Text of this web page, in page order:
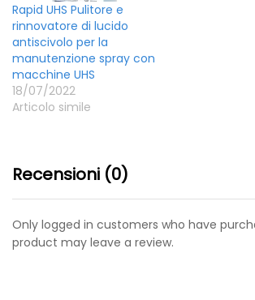
Rapid UHS Pulitore e
rinnovatore di lucido
antiscivolo per la
manutenzione spray con
macchine UHS
18/07/2022
Articolo simile
Recensioni (0)
Only logged in customers who have
product may leave a review.